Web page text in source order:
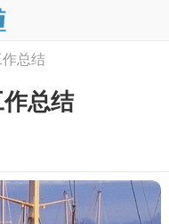
作总结
总结